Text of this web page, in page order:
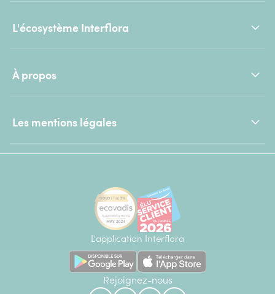
L'écosystème Interflora
À propos
Les mentions légales
L'application Interflora
Rejoignez-nous